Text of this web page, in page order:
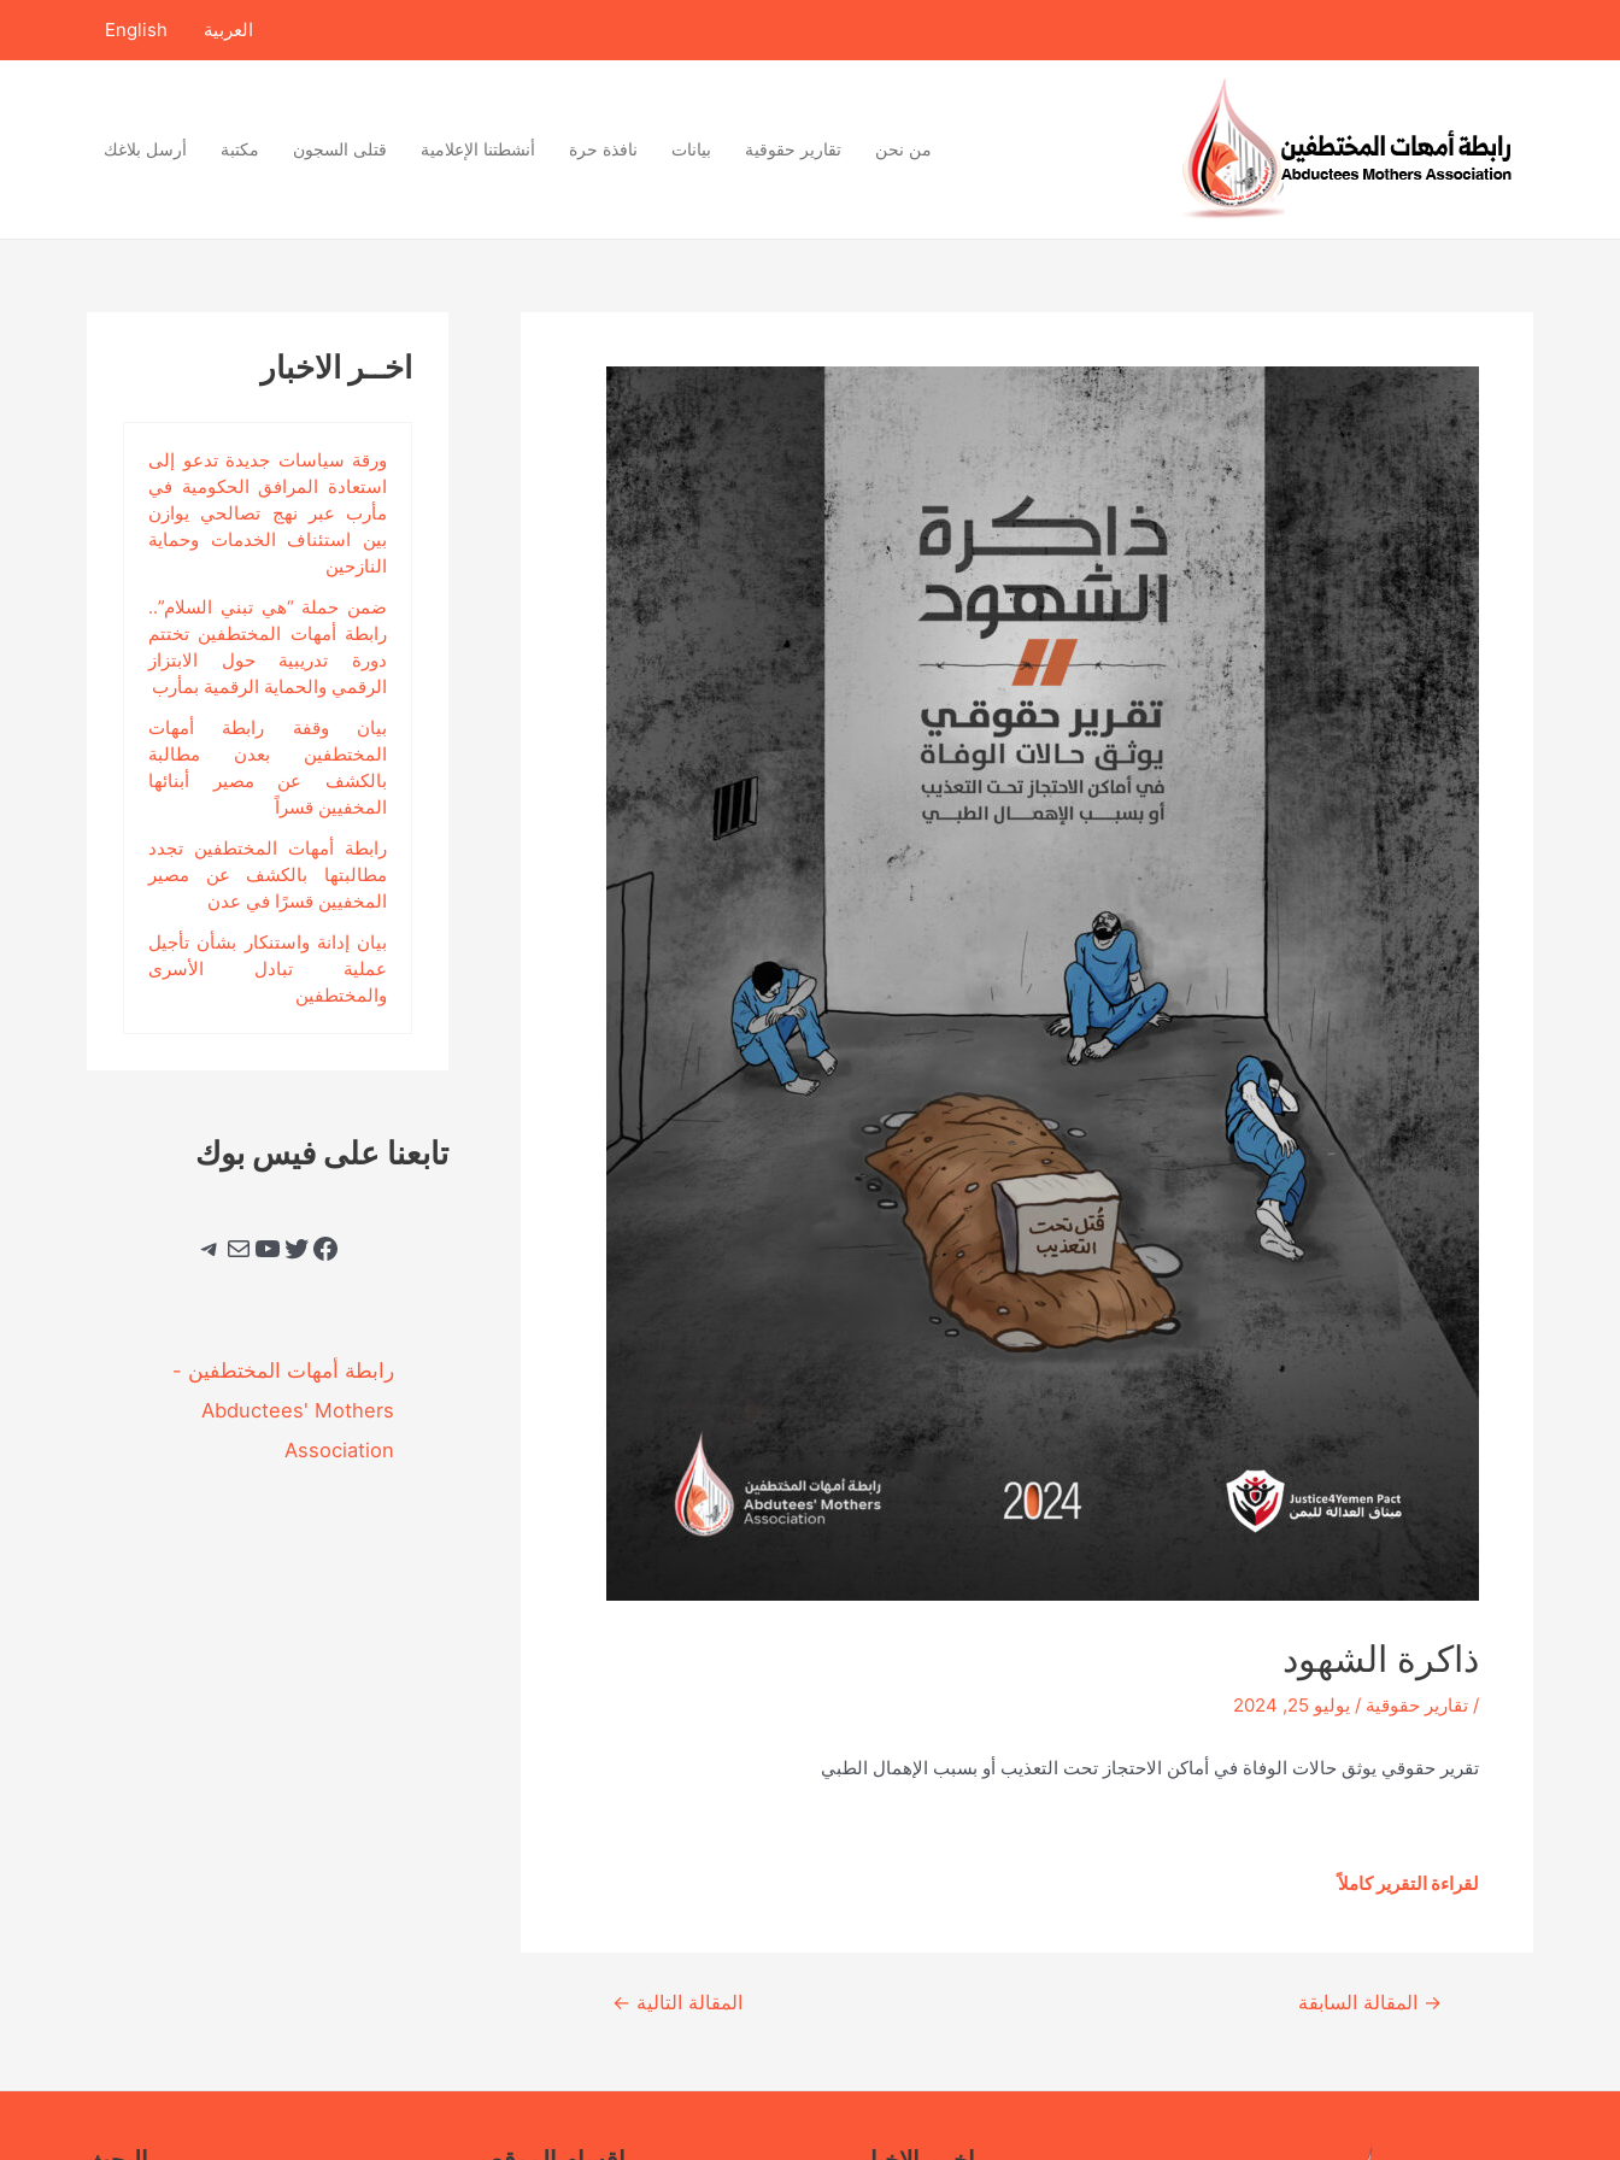
العربية English
من نحن تقارير حقوقية بيانات نافذة حرة أنشطتنا الإعلامية قتلى السجون مكتبة أرسل بلاغك
ذاكرة الشهود
/ تقارير حقوقية / يوليو 25, 2024
تقرير حقوقي يوثق حالات الوفاة في أماكن الاحتجاز تحت التعذيب أو بسبب الإهمال الطبي
لقراءة التقرير كاملاً
Continue
→ المقالة السابقة المقالة التالية ←
اخــر الاخبار
ورقة سياسات جديدة تدعو إلى
استعادة المرافق الحكومية في
مأرب عبر نهج تصالحي يوازن
بين استئناف الخدمات وحماية
النازحين
ضمن حملة “هي تبني السلام”..
رابطة أمهات المختطفين تختتم
دورة تدريبية حول الابتزاز
الرقمي والحماية الرقمية بمأرب
بيان وقفة رابطة أمهات
المختطفين بعدن مطالبة
بالكشف عن مصير أبنائها
المخفيين قسراً
رابطة أمهات المختطفين تجدد
مطالبتها بالكشف عن مصير
المخفيين قسرًا في عدن
بيان إدانة واستنكار بشأن تأجيل
عملية تبادل الأسرى
والمختطفين
تابعنا على فيس بوك
فيسبوك تويتر يوتيوببريد تيليجرام
‎رابطة أمهات المختطفين -
Abductees' Mothers
Association‎